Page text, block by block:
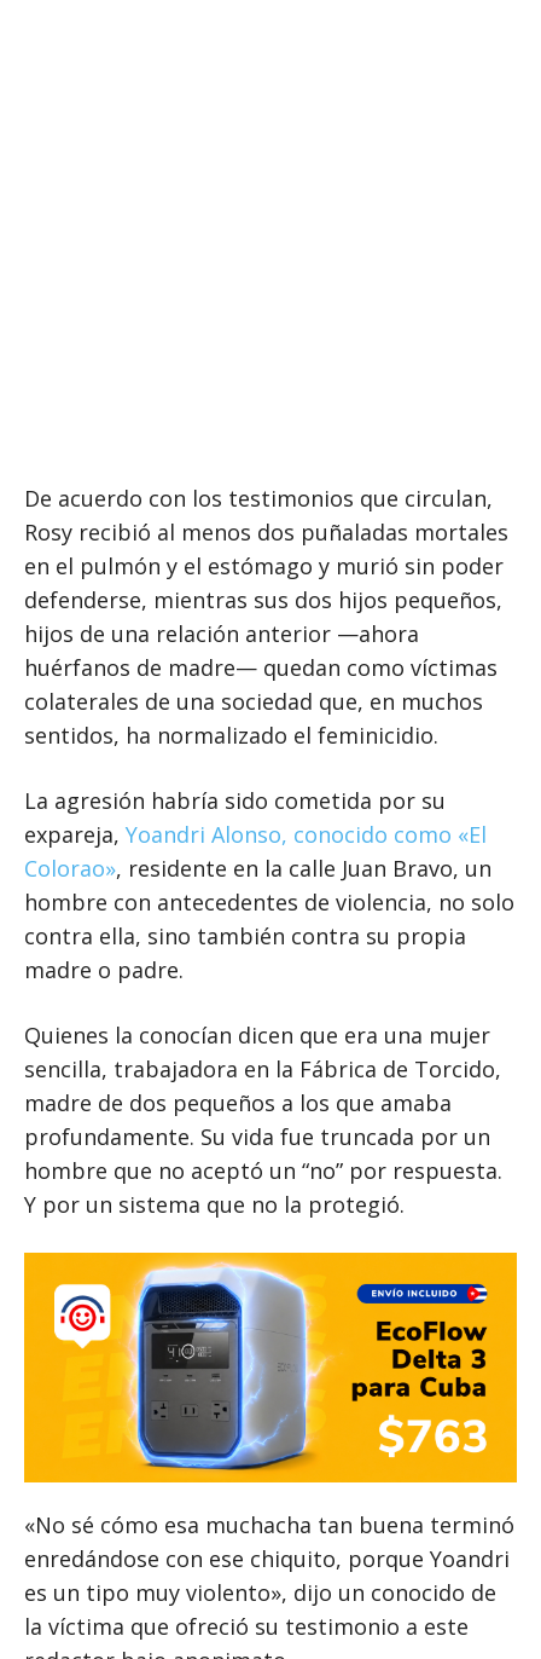
De acuerdo con los testimonios que circulan,
Rosy recibió al menos dos puñaladas mortales
en el pulmón y el estómago y murió sin poder
defenderse, mientras sus dos hijos pequeños,
hijos de una relación anterior —ahora
huérfanos de madre— quedan como víctimas
colaterales de una sociedad que, en muchos
sentidos, ha normalizado el feminicidio.
La agresión habría sido cometida por su
expareja, Yoandri Alonso, conocido como «El
Colorao», residente en la calle Juan Bravo, un
hombre con antecedentes de violencia, no solo
contra ella, sino también contra su propia
madre o padre.
Quienes la conocían dicen que era una mujer
sencilla, trabajadora en la Fábrica de Torcido,
madre de dos pequeños a los que amaba
profundamente. Su vida fue truncada por un
hombre que no aceptó un “no” por respuesta.
Y por un sistema que no la protegió.
«No sé cómo esa muchacha tan buena terminó
enredándose con ese chiquito, porque Yoandri
es un tipo muy violento», dijo un conocido de
la víctima que ofreció su testimonio a este